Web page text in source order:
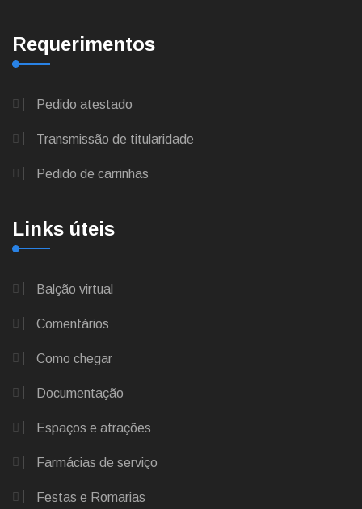
Requerimentos
Pedido atestado
Transmissão de titularidade
Pedido de carrinhas
Links úteis
Balção virtual
Comentários
Como chegar
Documentação
Espaços e atrações
Farmácias de serviço
Festas e Romarias